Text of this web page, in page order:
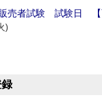
売者試験 試験日 【
)
録